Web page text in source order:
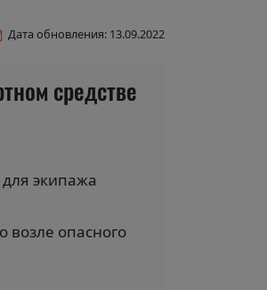
Дата обновления: 13.09.2022
средстве
экипажа
возле опасного